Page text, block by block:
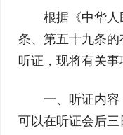
根据《中华
条、第五十九条
听证，现将有关事
一、听证内
可以在听证会后三